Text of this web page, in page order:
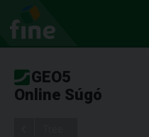
GEO5
Online Súgó